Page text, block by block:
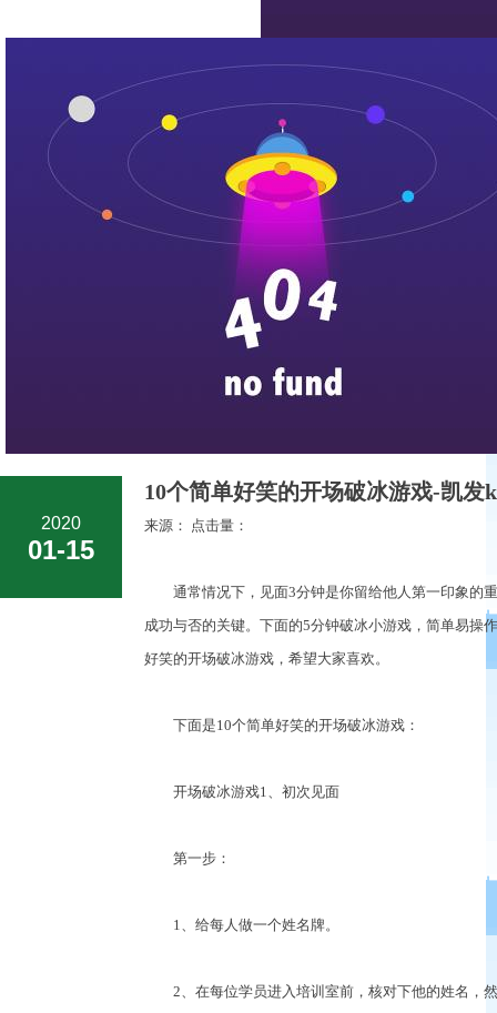
2020
01-15
10个简单好笑的开场破冰游戏-凯发
来源： 点击量：
通常情况下，见面3分钟是你留给他人第一印象的重
成功与否的关键。下面的5分钟破冰小游戏，简单易操
好笑的开场破冰游戏，希望大家喜欢。
下面是10个简单好笑的开场破冰游戏：
开场破冰游戏1、初次见面
第一步：
1、给每人做一个姓名牌。
2、在每位学员进入培训室前，核对下他的姓名，